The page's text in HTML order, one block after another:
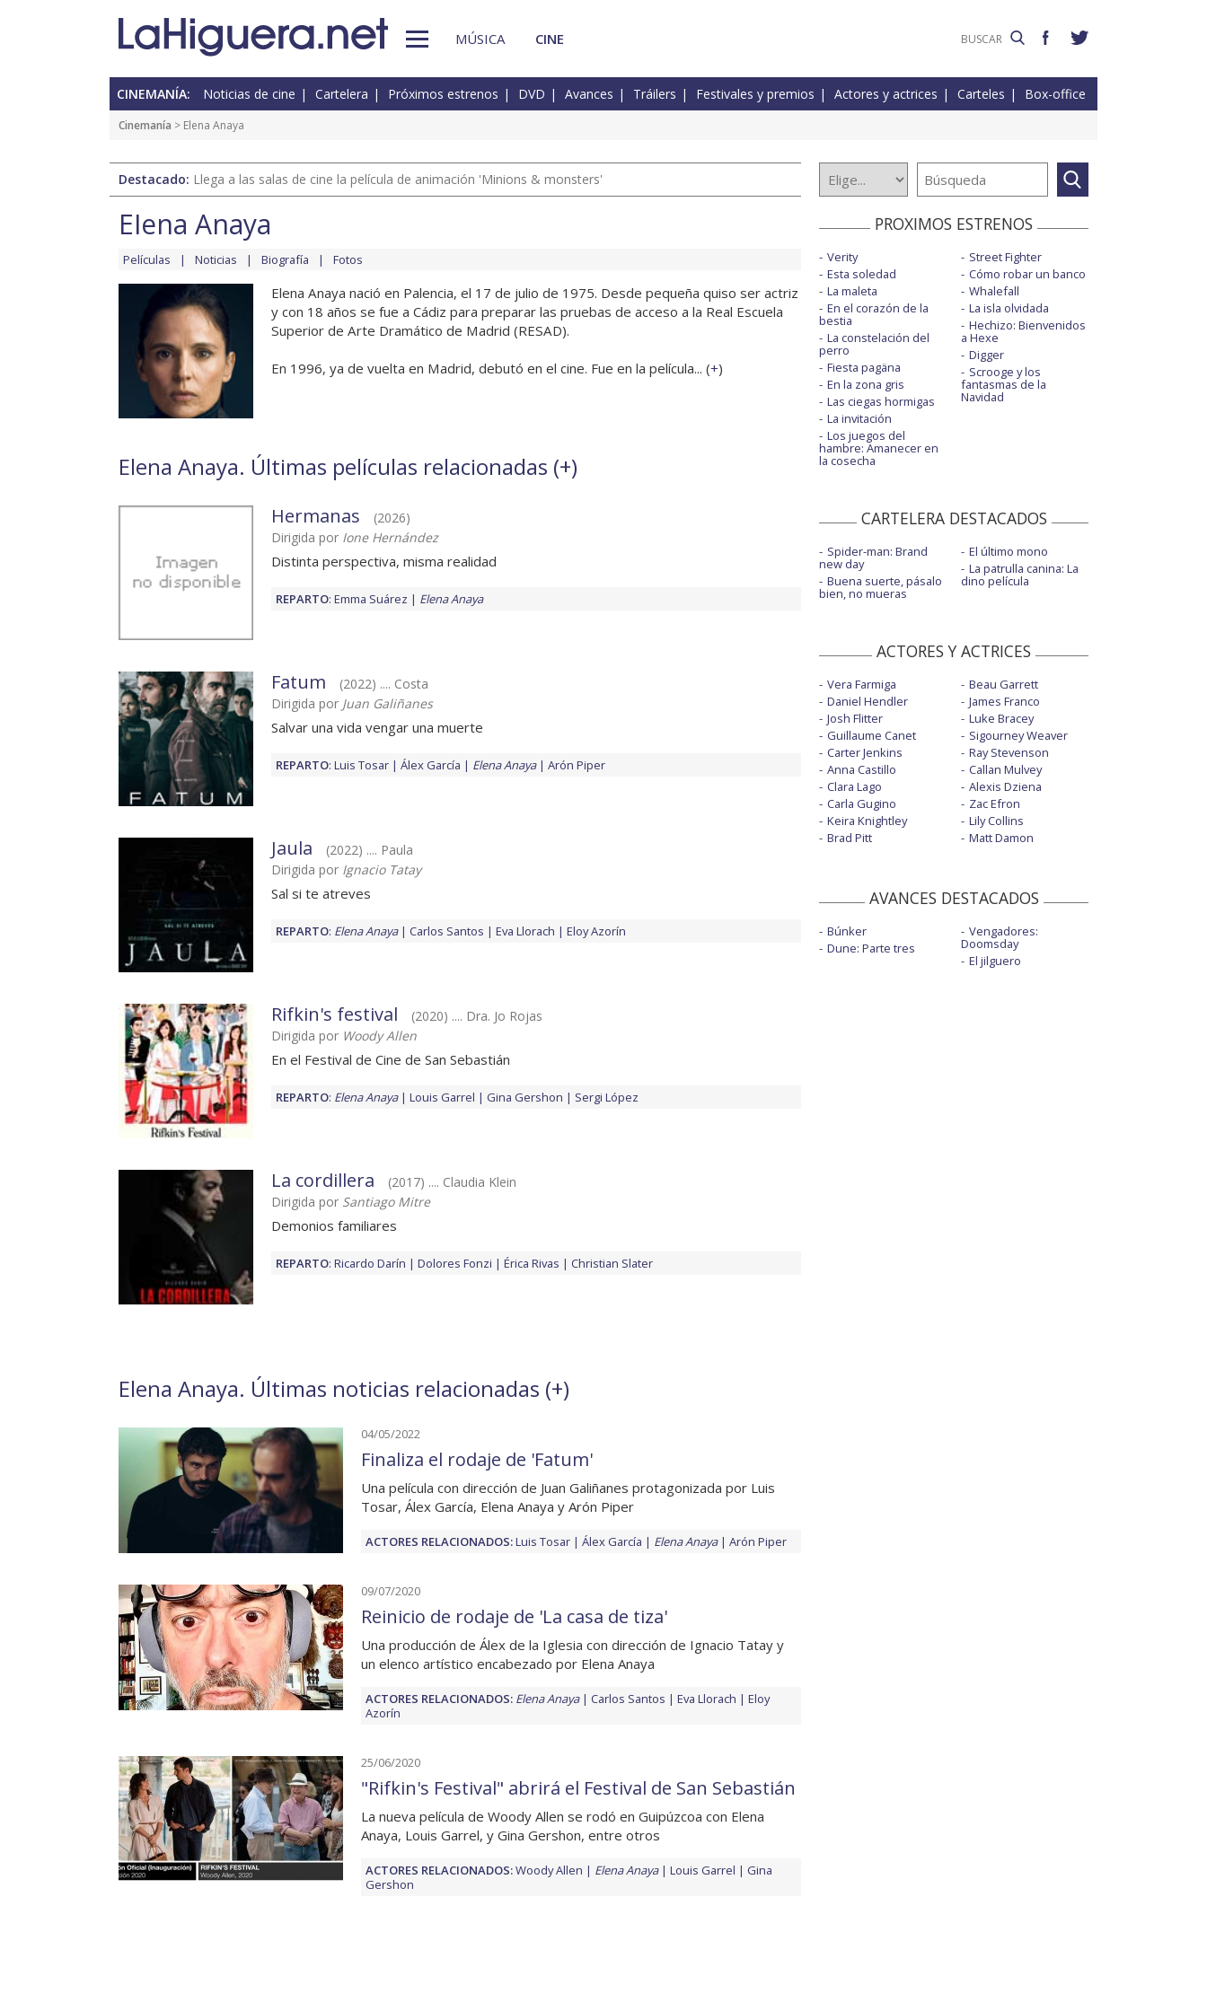
MÚSICA CINE
CINEMANÍA: Noticias de cine Cartelera Próximos estrenos DVD Avances Tráilers Festivales y premios Actores y actrices Carteles Box-office
Cinemanía > Elena Anaya
Destacado: Llega a las salas de cine la película de animación 'Minions & monsters'
Elena Anaya
Películas Noticias Biografía Fotos
Elena Anaya nació en Palencia, el 17 de julio de 1975. Desde pequeña quiso ser actriz
y con 18 años se fue a Cádiz para preparar las pruebas de acceso a la Real Escuela
Superior de Arte Dramático de Madrid (RESAD).
En 1996, ya de vuelta en Madrid, debutó en el cine. Fue en la película... (+)
Elena Anaya. Últimas películas relacionadas (+)
Hermanas
(2026)
Dirigida por Ione Hernández
Distinta perspectiva, misma realidad
REPARTO: Emma Suárez Elena Anaya
Fatum
(2022) .... Costa
Dirigida por Juan Galiñanes
Salvar una vida vengar una muerte
REPARTO: Luis Tosar Álex García Elena Anaya Arón Piper
Jaula
(2022) .... Paula
Dirigida por Ignacio Tatay
Sal si te atreves
REPARTO: Elena Anaya Carlos Santos Eva Llorach Eloy Azorín
Rifkin's festival
(2020) .... Dra. Jo Rojas
Dirigida por Woody Allen
En el Festival de Cine de San Sebastián
REPARTO: Elena Anaya Louis Garrel Gina Gershon Sergi López
La cordillera
(2017) .... Claudia Klein
Dirigida por Santiago Mitre
Demonios familiares
REPARTO: Ricardo Darín Dolores Fonzi Érica Rivas Christian Slater
Elena Anaya. Últimas noticias relacionadas (+)
04/05/2022
Finaliza el rodaje de 'Fatum'
Una película con dirección de Juan Galiñanes protagonizada por Luis
Tosar, Álex García, Elena Anaya y Arón Piper
ACTORES RELACIONADOS:Luis Tosar Álex García Elena Anaya Arón Piper
09/07/2020
Reinicio de rodaje de 'La casa de tiza'
Una producción de Álex de la Iglesia con dirección de Ignacio Tatay y
un elenco artístico encabezado por Elena Anaya
ACTORES RELACIONADOS: Elena Anaya Carlos Santos Eva Llorach
Eloy
Azorín
25/06/2020
"Rifkin's Festival" abrirá el Festival de San Sebastián
La nueva película de Woody Allen se rodó en Guipúzcoa con Elena
Anaya, Louis Garrel, y Gina Gershon, entre otros
ACTORES RELACIONADOS:Woody Allen Elena Anaya Louis Garrel
Gina
Gershon
PROXIMOS ESTRENOS
Verity
Esta soledad
La maleta
En el corazón de la
bestia
La constelación del
perro
Fiesta pagäna
En la zona gris
Las ciegas hormigas
La invitación
Los juegos del
hambre: Amanecer en
la cosecha
Street Fighter
Cómo robar un banco
Whalefall
La isla olvidada
Hechizo: Bienvenidos
a Hexe
Digger
Scrooge y los
fantasmas de la
Navidad
CARTELERA DESTACADOS
Spider-man: Brand
new day
Buena suerte, pásalo
bien, no mueras
El último mono
La patrulla canina: La
dino película
ACTORES Y ACTRICES
Vera Farmiga
Daniel Hendler
Josh Flitter
Guillaume Canet
Carter Jenkins
Anna Castillo
Clara Lago
Carla Gugino
Keira Knightley
Brad Pitt
Beau Garrett
James Franco
Luke Bracey
Sigourney Weaver
Ray Stevenson
Callan Mulvey
Alexis Dziena
Zac Efron
Lily Collins
Matt Damon
AVANCES DESTACADOS
Búnker
Dune: Parte tres
Vengadores:
Doomsday
El jilguero